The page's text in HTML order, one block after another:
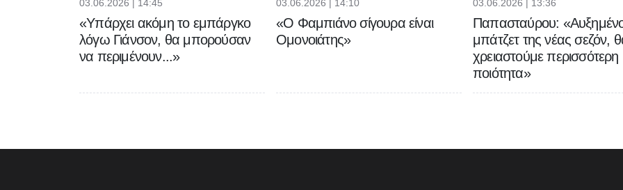
03.06.2026 | 14:45
«Υπάρχει ακόμη το εμπάργκο
λόγω Γιάνσον, θα μπορούσαν
να περιμένουν...»
03.06.2026 | 14:10
«Ο Φαμπιάνο σίγουρα είναι
Ομονοιάτης»
03.06.2026 | 13:36
Παπασταύρου:
μπάτζετ της νέας σεζόν,
χρειαστούμε περισσότερη
ποιότητα»